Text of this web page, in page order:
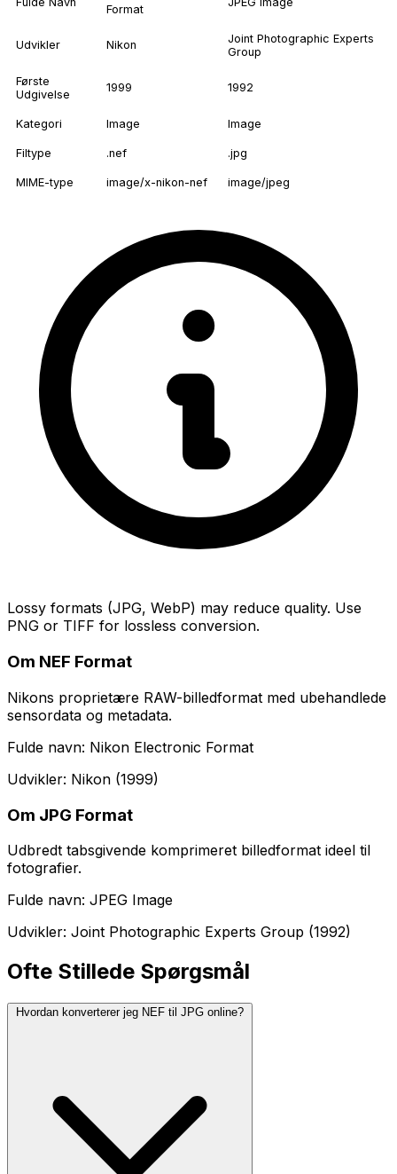
Format
Udvikler Nikon
Joint Photographic Experts
Group
Første
Udgivelse
1999 1992
Kategori Image Image
Filtype .nef .jpg
MIME-type image/x-nikon-nef image/jpeg
Lossy formats (JPG, WebP) may reduce quality. Use
PNG or TIFF for lossless conversion.
Om NEF Format
Nikons proprietære RAW-billedformat med ubehandlede
sensordata og metadata.
Fulde navn: Nikon Electronic Format
Udvikler: Nikon (1999)
Om JPG Format
Udbredt tabsgivende komprimeret billedformat ideel til
fotografier.
Fulde navn: JPEG Image
Udvikler: Joint Photographic Experts Group (1992)
Ofte Stillede Spørgsmål
Hvordan konverterer jeg NEF til JPG online?